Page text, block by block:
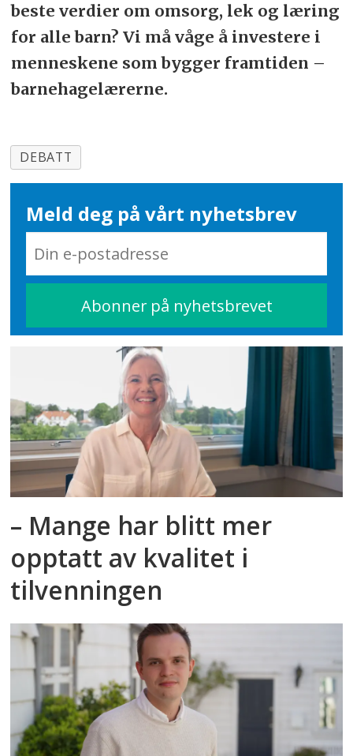
beste verdier om omsorg, lek og læring
for alle barn? Vi må våge å investere i
menneskene som bygger framtiden –
barnehagelærerne.
DEBATT
Meld deg på vårt nyhetsbrev
– Mange har blitt mer
opptatt av kvalitet i
tilvenningen